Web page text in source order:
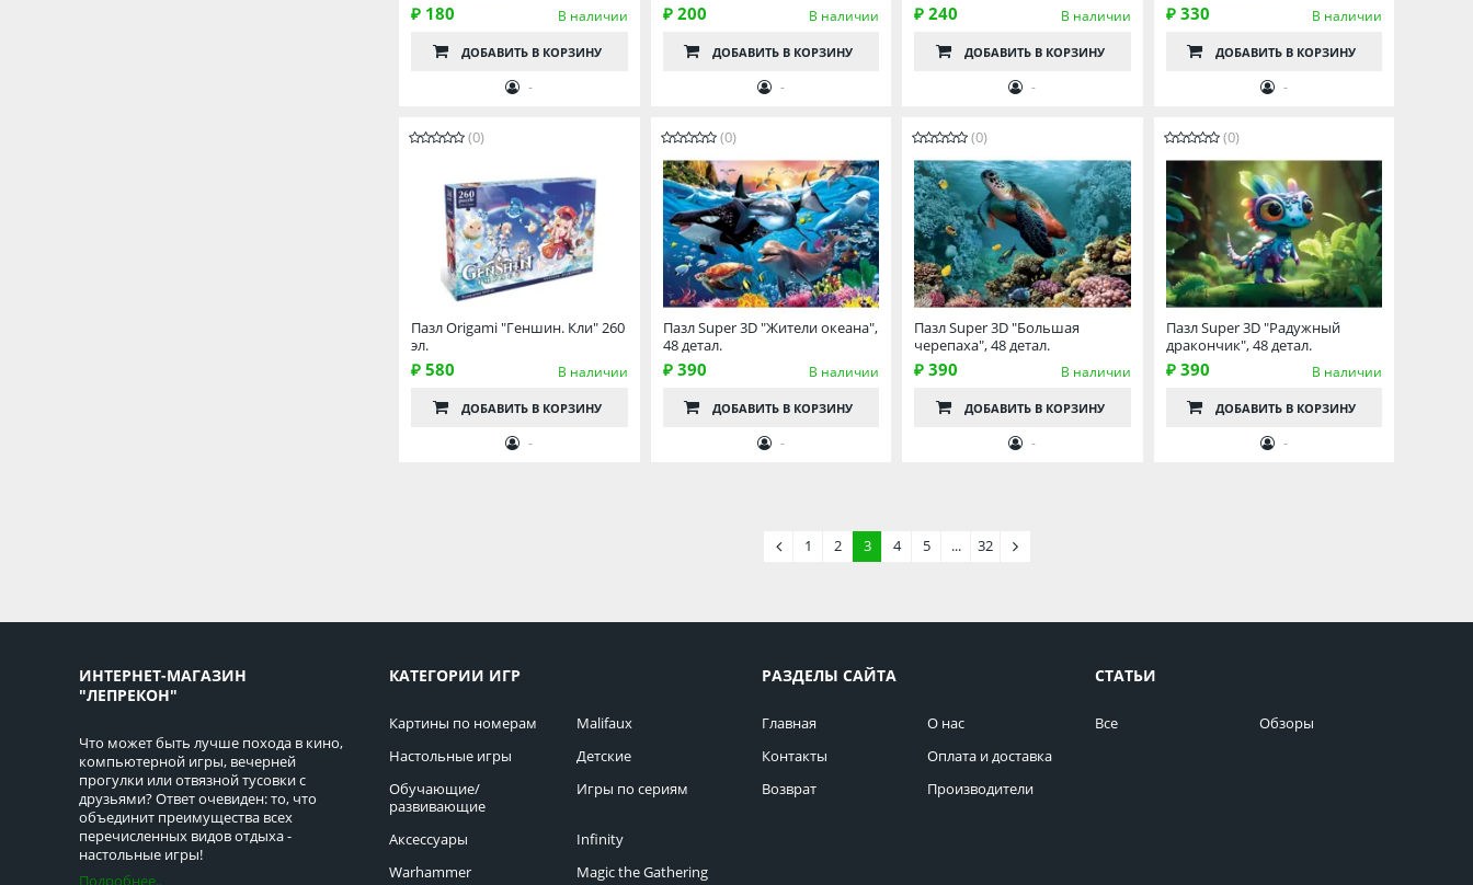
₽ 180 В наличии
ДОБАВИТЬ В КОРЗИНУ
-
₽ 200 В наличии
ДОБАВИТЬ В КОРЗИНУ
-
₽ 240 В наличии
ДОБАВИТЬ В КОРЗИНУ
-
₽ 330 В наличии
ДОБАВИТЬ В КОРЗИНУ
-
(0)
Пазл Origami "Геншин. Кли" 260
эл.
₽ 580 В наличии
ДОБАВИТЬ В КОРЗИНУ
-
(0)
Пазл Super 3D "Жители океана",
48 детал.
₽ 390 В наличии
ДОБАВИТЬ В КОРЗИНУ
-
(0)
Пазл Super 3D "Большая
черепаха", 48 детал.
₽ 390 В наличии
ДОБАВИТЬ В КОРЗИНУ
-
(0)
Пазл Super 3D "Радужный
дракончик", 48 детал.
₽ 390 В наличии
ДОБАВИТЬ В КОРЗИНУ
-
1 2 3 4 5 ... 32
ИНТЕРНЕТ-МАГАЗИН
"ЛЕПРЕКОН"
Что может быть лучше похода в кино,
компьютерной игры, вечерней
прогулки или отвязной тусовки с
друзьями? Ответ очевиден: то, что
объединит преимущества всех
перечисленных видов отдыха -
настольные игры!
Подробнее..
КАТЕГОРИИ ИГР
Картины по номерам
Malifaux
Настольные игры
Детские
Обучающие/
развивающие
Игры по сериям
Аксессуары
Infinity
Warhammer
Magic the Gathering
РАЗДЕЛЫ САЙТА
Главная
О нас
Контакты
Оплата и доставка
Возврат
Производители
СТАТЬИ
Все Обзоры